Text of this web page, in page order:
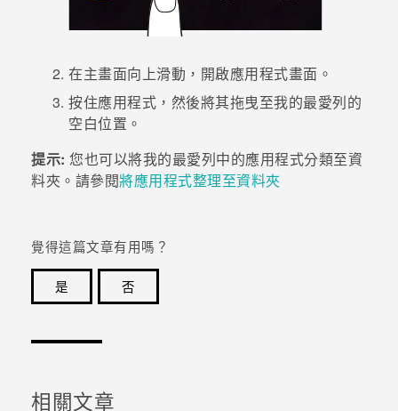
在主畫面向上滑動，開啟應用程式畫面。
按住應用程式，然後將其拖曳至我的最愛列的
空白位置。
提示: 您也可以將我的最愛列中的應用程式分類至資
料夾。請參閱將應用程式整理至資料夾
覺得這篇文章有用嗎？
是
否
相關文章